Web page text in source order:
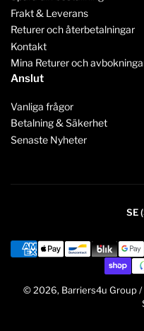
Frakt & Leverans
Returer och återbetalningar
Kontakt
Mina Returer och
Anslut
Vanliga frågor
Betalning & Säkerhet
Senaste Nyheter
L
n
d
r
© 2026, Barriers4u Group